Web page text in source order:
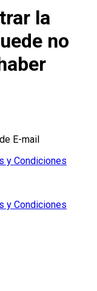
la
no
E-mail
y Condiciones
y Condiciones